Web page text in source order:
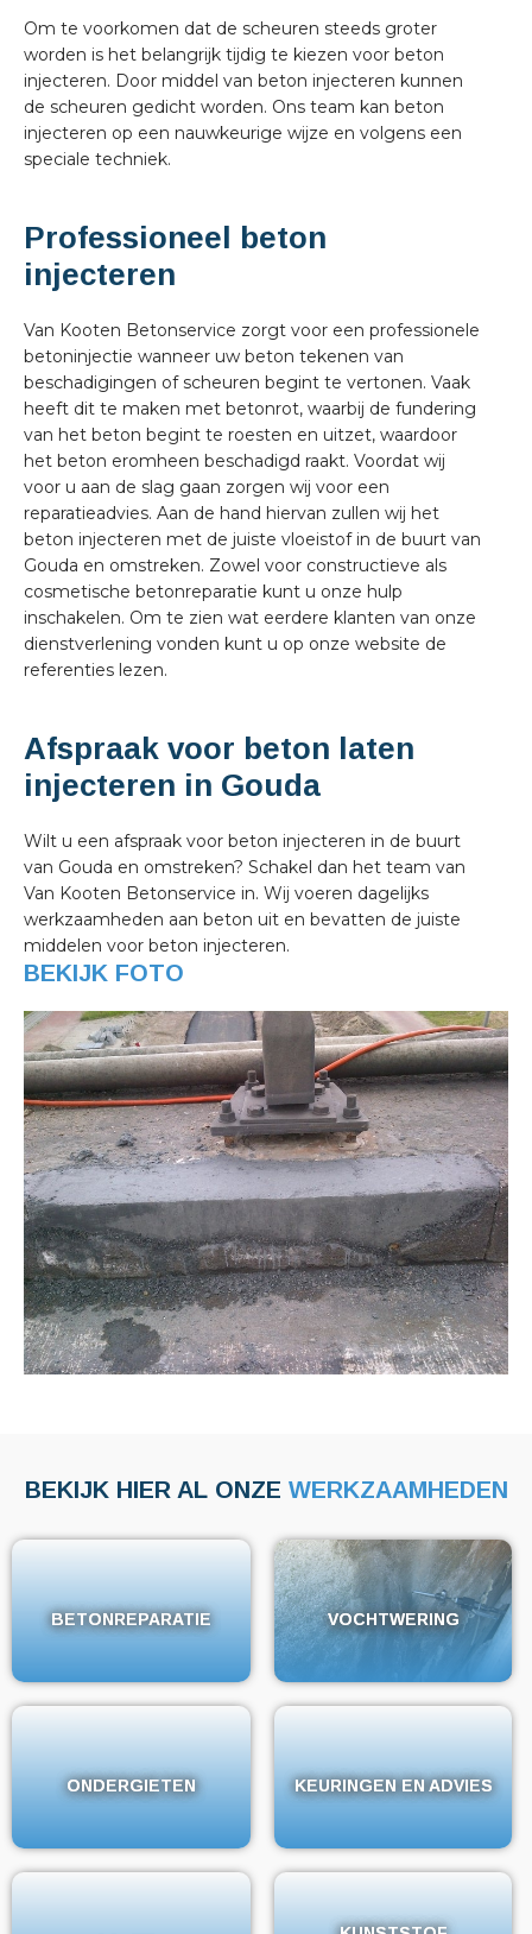
Om te voorkomen dat de scheuren steeds groter
worden is het belangrijk tijdig te kiezen voor beton
injecteren. Door middel van beton injecteren kunnen
de scheuren gedicht worden. Ons team kan beton
injecteren op een nauwkeurige wijze en volgens een
speciale techniek.
Professioneel beton
injecteren
Van Kooten Betonservice zorgt voor een professionele
betoninjectie wanneer uw beton tekenen van
beschadigingen of scheuren begint te vertonen. Vaak
heeft dit te maken met betonrot, waarbij de fundering
van het beton begint te roesten en uitzet, waardoor
het beton eromheen beschadigd raakt. Voordat wij
voor u aan de slag gaan zorgen wij voor een
reparatieadvies. Aan de hand hiervan zullen wij het
beton injecteren met de juiste vloeistof in de buurt van
Gouda en omstreken. Zowel voor constructieve als
cosmetische betonreparatie kunt u onze hulp
inschakelen. Om te zien wat eerdere klanten van onze
dienstverlening vonden kunt u op onze website de
referenties lezen.
Afspraak voor beton laten
injecteren in Gouda
Wilt u een afspraak voor beton injecteren in de buurt
van Gouda en omstreken? Schakel dan het team van
Van Kooten Betonservice in. Wij voeren dagelijks
werkzaamheden aan beton uit en bevatten de juiste
middelen voor beton injecteren.
BEKIJK FOTO
BEKIJK HIER AL ONZE WERKZAAMHEDEN
BETONREPARATIE
BETONREPARATIE VOCHTWERING
VOCHTWERING
ONDERGIETEN
ONDERGIETEN KEURINGEN EN ADVIES
KEURINGEN EN ADVIES